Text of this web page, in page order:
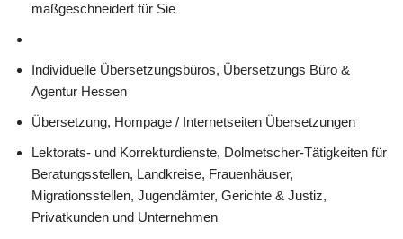
maßgeschneidert für Sie
Individuelle Übersetzungsbüros, Übersetzungs Büro &
Agentur Hessen
Übersetzung, Hompage / Internetseiten Übersetzungen
Lektorats- und Korrekturdienste, Dolmetscher-Tätigkeiten für
Beratungsstellen, Landkreise, Frauenhäuser,
Migrationsstellen, Jugendämter, Gerichte & Justiz,
Privatkunden und Unternehmen